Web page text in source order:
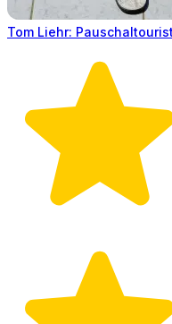
Tom Liehr: Pauschaltourist